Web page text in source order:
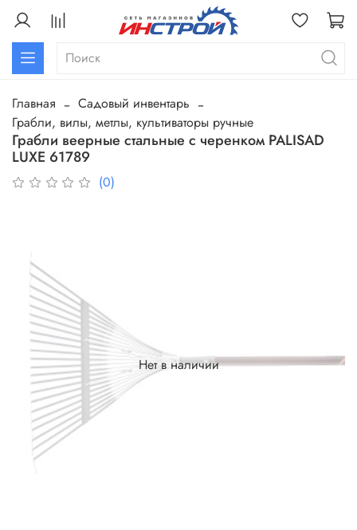
Главная
Садовый инвентарь
Грабли, вилы, метлы, культиваторы ручные
Грабли веерные стальные с черенком PALISAD
LUXE 61789
(0)
Нет в наличии